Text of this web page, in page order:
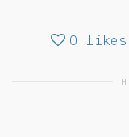
0 likes